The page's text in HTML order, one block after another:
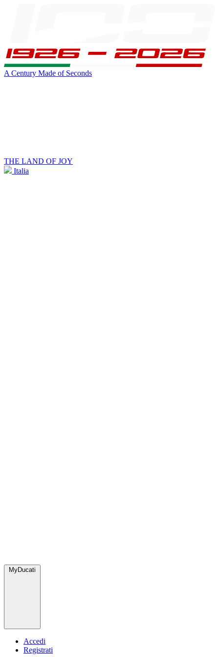
A Century Made of Seconds
THE LAND OF JOY
Italia
MyDucati
Accedi
Registrati